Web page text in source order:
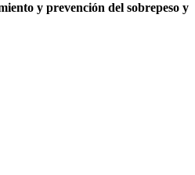
y prevención del sobrepeso y